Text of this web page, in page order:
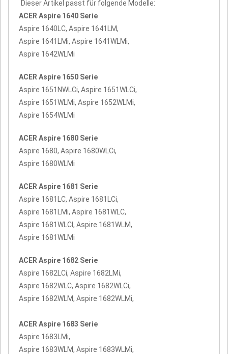
Dieser Artikel passt für folgende Modelle:
ACER Aspire 1640 Serie
Aspire 1640LC, Aspire 1641LM,
Aspire 1641LMi, Aspire 1641WLMi,
Aspire 1642WLMi
ACER Aspire 1650 Serie
Aspire 1651NWLCi, Aspire 1651WLCi,
Aspire 1651WLMi, Aspire 1652WLMi,
Aspire 1654WLMi
ACER Aspire 1680 Serie
Aspire 1680, Aspire 1680WLCi,
Aspire 1680WLMi
ACER Aspire 1681 Serie
Aspire 1681LC, Aspire 1681LCi,
Aspire 1681LMi, Aspire 1681WLC,
Aspire 1681WLCI, Aspire 1681WLM,
Aspire 1681WLMi
ACER Aspire 1682 Serie
Aspire 1682LCi, Aspire 1682LMi,
Aspire 1682WLC, Aspire 1682WLCi,
Aspire 1682WLM, Aspire 1682WLMi,
ACER Aspire 1683 Serie
Aspire 1683LMi,
Aspire 1683WLM, Aspire 1683WLMi,